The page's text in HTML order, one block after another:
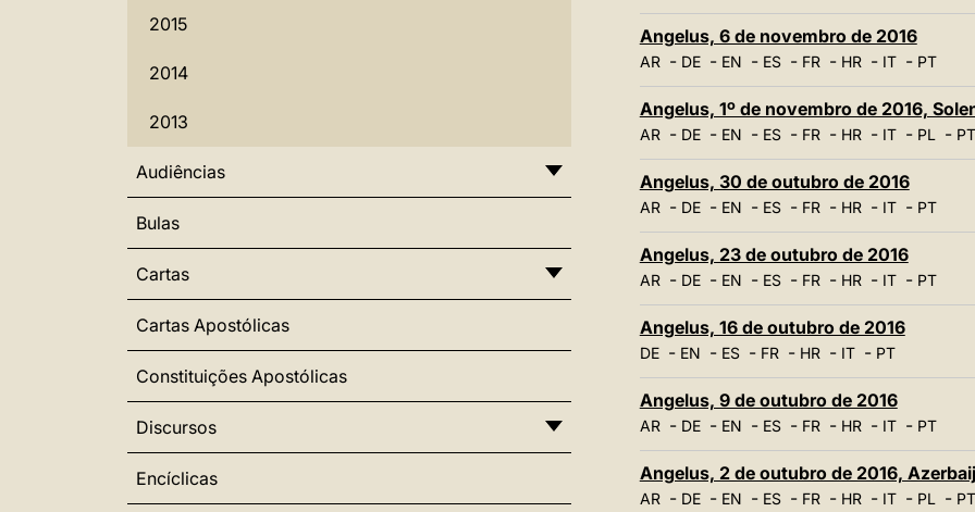
2015
2014
2013
Audiências
Bulas
Cartas
Cartas Apostólicas
Constituições Apostólicas
Discursos
Encíclicas
Angelus, 6 de novembro de 2016
AR- DE- EN - ES- FR- HR- IT- PT
Angelus, 1º de novembro de 2016,
AR- DE- EN - ES- FR- HR- IT- PL- PT
Angelus, 30 de outubro de 2016
AR- DE- EN - ES- FR- HR- IT- PT
Angelus, 23 de outubro de 2016
AR- DE- EN - ES- FR- HR- IT- PT
Angelus, 16 de outubro de 2016
DE- EN - ES- FR- HR- IT- PT
Angelus, 9 de outubro de 2016
AR- DE- EN - ES- FR- HR- IT- PT
Angelus, 2 de outubro de 2016,
AR- DE- EN - ES- FR- HR- IT- PL- PT